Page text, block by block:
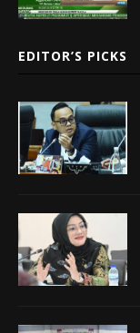
EDITOR’S PICKS